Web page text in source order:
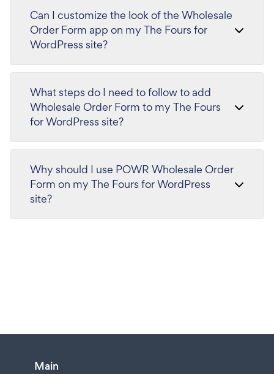
Can I customize the look of the Wholesale
Order Form app on my The Fours for
WordPress site?
What steps do I need to follow to add
Wholesale Order Form to my The Fours
for WordPress site?
Why should I use POWR Wholesale Order
Form on my The Fours for WordPress
site?
Main